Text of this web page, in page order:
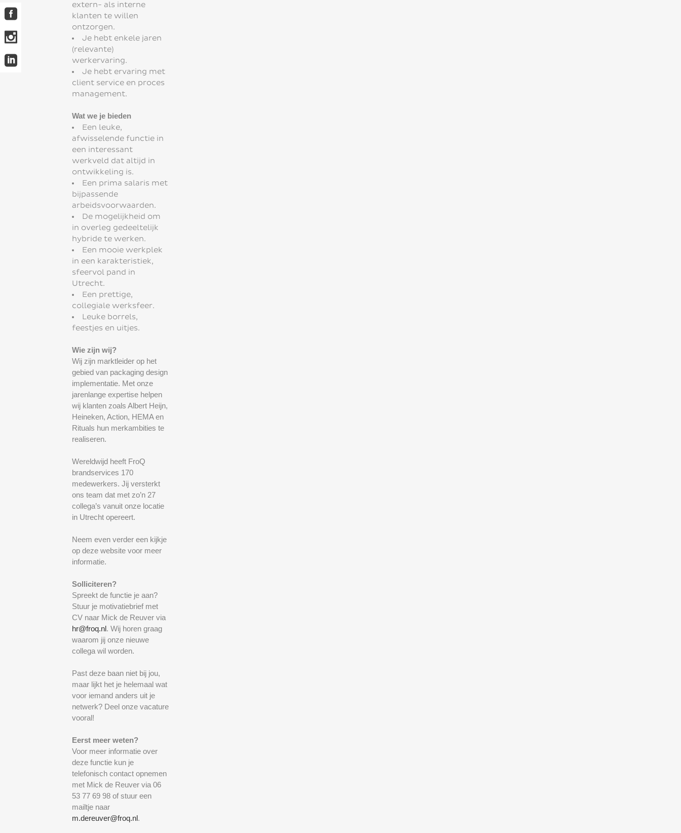
extern- als interne
klanten te willen
ontzorgen.
Je hebt enkele jaren
(relevante)
werkervaring.
Je hebt ervaring met
client service en proces
management.
Wat we je bieden
Een leuke,
afwisselende functie in
een interessant
werkveld dat altijd in
ontwikkeling is.
Een prima salaris met
bijpassende
arbeidsvoorwaarden.
De mogelijkheid om
in overleg gedeeltelijk
hybride te werken.
Een mooie werkplek
in een karakteristiek,
sfeervol pand in
Utrecht.
Een prettige,
collegiale werksfeer.
Leuke borrels,
feestjes en uitjes.
Wie zijn wij?
Wij zijn marktleider op het
gebied van packaging design
implementatie. Met onze
jarenlange expertise helpen
wij klanten zoals Albert Heijn,
Heineken, Action, HEMA en
Rituals hun merkambities te
realiseren.
Wereldwijd heeft FroQ
brandservices 170
medewerkers. Jij versterkt
ons team dat met zo’n 27
collega’s vanuit onze locatie
in Utrecht opereert.
Neem even verder een kijkje
op deze website voor meer
informatie.
Solliciteren?
Spreekt de functie je aan?
Stuur je motivatiebrief met
CV naar Mick de Reuver via
hr@froq.nl. Wij horen graag
waarom jij onze nieuwe
collega wil worden.
Past deze baan niet bij jou,
maar lijkt het je helemaal wat
voor iemand anders uit je
netwerk? Deel onze vacature
vooral!
Eerst meer weten?
Voor meer informatie over
deze functie kun je
telefonisch contact opnemen
met Mick de Reuver via 06
53 77 69 98 of stuur een
mailtje naar
m.dereuver@froq.nl.